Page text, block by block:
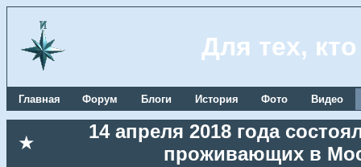
Для тех,
Главная Форум Блоги История Фото Видео
★
14 апреля 2018 года
проживающих в